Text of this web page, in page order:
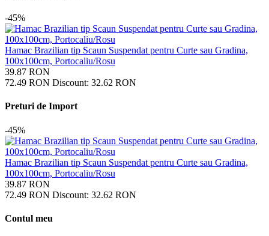
-45%
Hamac Brazilian tip Scaun Suspendat pentru Curte sau Gradina,
100x100cm, Portocaliu/Rosu
39.87 RON
72.49 RON Discount: 32.62 RON
Preturi de Import
-45%
Hamac Brazilian tip Scaun Suspendat pentru Curte sau Gradina,
100x100cm, Portocaliu/Rosu
39.87 RON
72.49 RON Discount: 32.62 RON
Contul meu